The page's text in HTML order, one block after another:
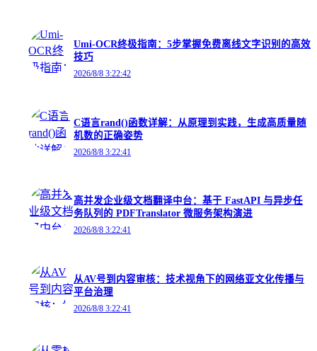
Umi-OCR终极指南：5步掌握免费离线文字识别的高效
技巧
2026/8/8 3:22:42
C语言rand()函数详解：从原理到实践，生成高质量随
机数的正确姿势
2026/8/8 3:22:41
高并发企业级文档翻译中台：基于 FastAPI 与异步任
务队列的 PDFTranslator 微服务架构演进
2026/8/8 3:22:41
从AV号到内容审核：技术视角下的网络亚文化传播与
平台治理
2026/8/8 3:22:41